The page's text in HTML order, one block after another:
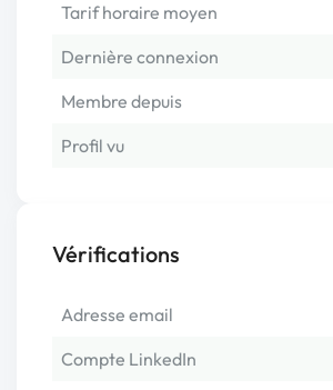
Tarif horaire moyen
Dernière connexion
Membre depuis
Profil vu
Vérifications
Adresse email
Compte LinkedIn